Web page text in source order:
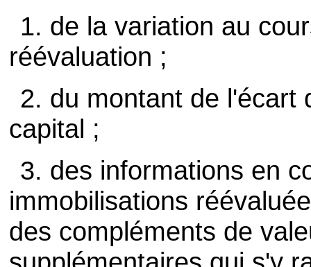
1. de la variation au
réévaluation ;
2. du montant de l'écart
capital ;
3. des informations en
immobilisations
des compléments de